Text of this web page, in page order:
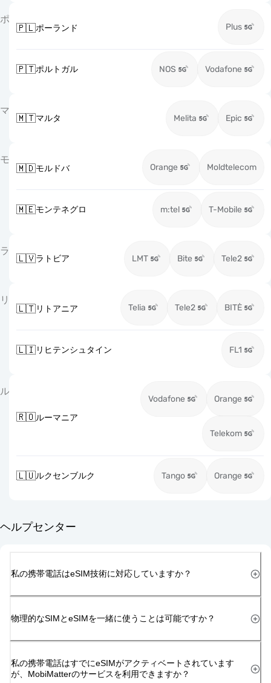
ポ
🇵🇱ポーランド Plus
🇵🇹ポルトガル NOS Vodafone
マ
🇲🇹マルタ Melita Epic
モ
🇲🇩モルドバ Orange Moldtelecom
🇲🇪モンテネグロ m:tel T-Mobile
ラ
🇱🇻ラトビア LMT Bite Tele2
リ
🇱🇹リトアニア Telia Tele2 BITĖ
🇱🇮リヒテンシュタイン FL1
ル
🇷🇴ルーマニア
Vodafone Orange
Telekom
🇱🇺ルクセンブルク Tango Orange
ヘルプセンター
私の携帯電話はeSIM技術に対応していますか？
物理的なSIMとeSIMを一緒に使うことは可能ですか？
私の携帯電話はすでにeSIMがアクティベートされています
が、MobiMatterのサービスを利用できますか？